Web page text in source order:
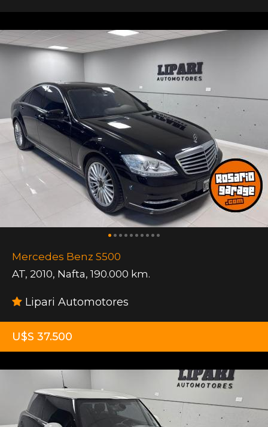
Mercedes Benz S500
AT, 2010, Nafta, 190.000 km.
Lipari Automotores
U$S 37.500